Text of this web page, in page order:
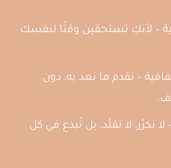
– لأنكِ تستحقين وقتًا لنفسك
– نقدم ما نعد به، دون
لا نكرّر، لا نقلّد، بل نُبدع في كل